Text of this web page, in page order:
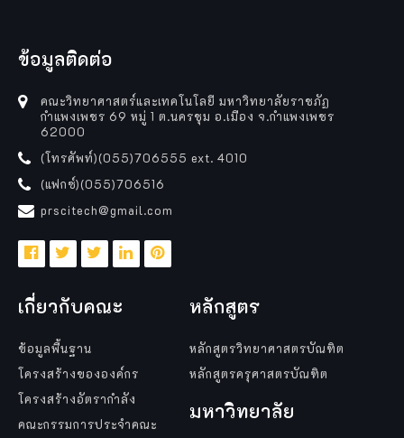
ข้อมูลติดต่อ
คณะวิทยาศาสตร์และเทคโนโลยี มหาวิทยาลัยราชภัฏ
กำแพงเพชร 69 หมู่ 1 ต.นครชุม อ.เมือง จ.กำแพงเพชร
62000
(โทรศัพท์)(055)706555 ext. 4010
(แฟกซ์)(055)706516
prscitech@gmail.com
เกี่ยวกับคณะ
ข้อมูลพื้นฐาน
โครงสร้างขององค์กร
โครงสร้างอัตรากำลัง
คณะกรรมการประจำคณะ
หลักสูตร
หลักสูตรวิทยาศาสตรบัณฑิต
หลักสูตรครุศาสตรบัณฑิต
มหาวิทยาลัย